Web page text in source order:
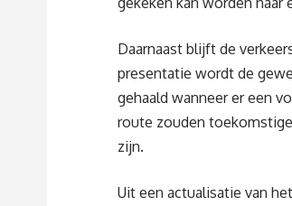
Daarnaast blijft de
presentatie wordt de
gehaald wanneer er een
route zouden
zijn.
Uit een actualisatie van